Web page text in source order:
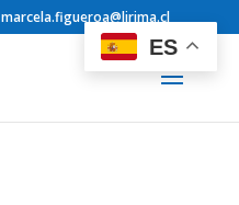
marcela.figueroa@lirima.cl
ES